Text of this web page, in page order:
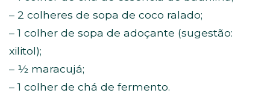
– 2 colheres de sopa de coco ralado;
– 1 colher de sopa de adoçante (sugestão:
xilitol);
– ½ maracujá;
– 1 colher de chá de fermento.